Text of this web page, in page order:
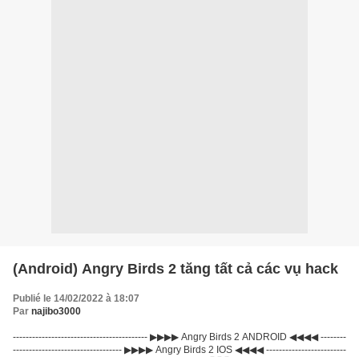
(Android) Angry Birds 2 tăng tất cả các vụ hack
Publié le 14/02/2022 à 18:07
Par najibo3000
------------------------------------------ ▶▶▶▶ Angry Birds 2 ANDROID ◀◀◀◀ --------
---------------------------------- ▶▶▶▶ Angry Birds 2 IOS ◀◀◀◀ -------------------------